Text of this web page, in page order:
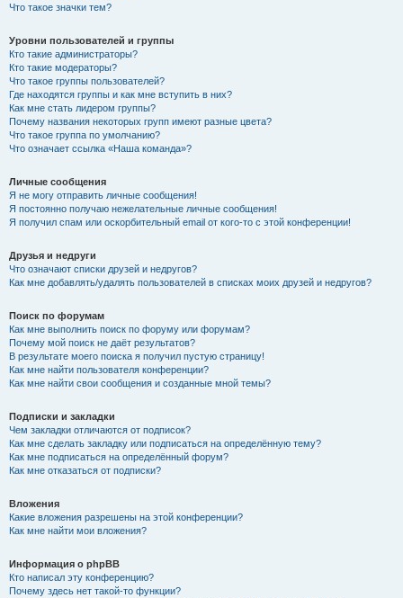
Что такое значки тем?
Уровни пользователей и группы
Кто такие администраторы?
Кто такие модераторы?
Что такое группы пользователей?
Где находятся группы и как мне вступить в них?
Как мне стать лидером группы?
Почему названия некоторых групп имеют разные цвета?
Что такое группа по умолчанию?
Что означает ссылка «Наша команда»?
Личные сообщения
Я не могу отправить личные сообщения!
Я постоянно получаю нежелательные личные сообщения!
Я получил спам или оскорбительный email от кого-то с этой конференции!
Друзья и недруги
Что означают списки друзей и недругов?
Как мне добавлять/удалять пользователей в списках моих друзей и недругов?
Поиск по форумам
Как мне выполнить поиск по форуму или форумам?
Почему мой поиск не даёт результатов?
В результате моего поиска я получил пустую страницу!
Как мне найти пользователя конференции?
Как мне найти свои сообщения и созданные мной темы?
Подписки и закладки
Чем закладки отличаются от подписок?
Как мне сделать закладку или подписаться на определённую тему?
Как мне подписаться на определённый форум?
Как мне отказаться от подписки?
Вложения
Какие вложения разрешены на этой конференции?
Как мне найти мои вложения?
Информация о phpBB
Кто написал эту конференцию?
Почему здесь нет такой-то функции?